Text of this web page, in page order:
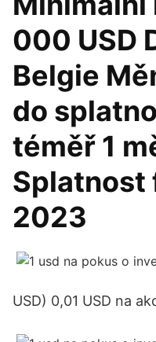
000 USD
Belgie
do
téměř 1
Splatnost
2023
USD) 0,01 USD na